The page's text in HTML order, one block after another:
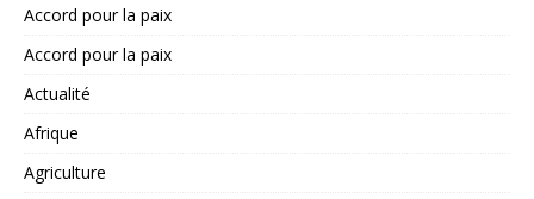
Accord pour la paix
Accord pour la paix
Actualité
Afrique
Agriculture